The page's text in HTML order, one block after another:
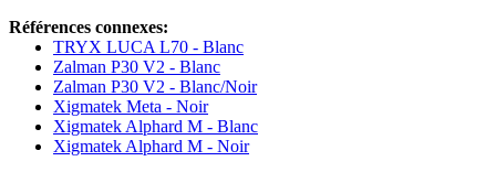
Références connexes:
TRYX LUCA L70 - Blanc
Zalman P30 V2 - Blanc
Zalman P30 V2 - Blanc/Noir
Xigmatek Meta - Noir
Xigmatek Alphard M - Blanc
Xigmatek Alphard M - Noir